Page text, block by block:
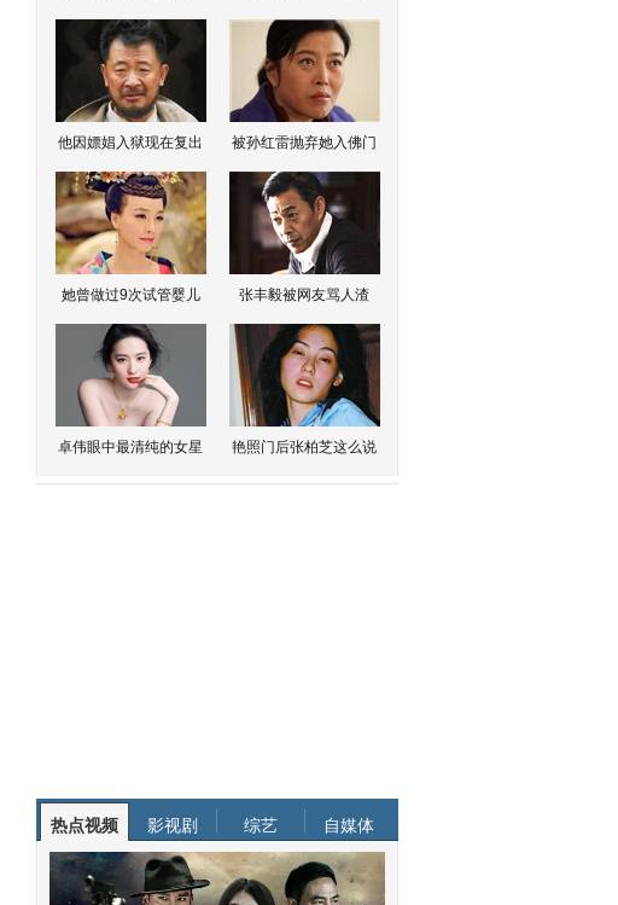
他因嫖娼入狱现在复出 被孙红雷抛弃她入佛门
她曾做过9次试管婴儿 张丰毅被网友骂人渣
卓伟眼中最清纯的女星 艳照门后张柏芝这么说
热点视频 影视剧 综艺 自媒体